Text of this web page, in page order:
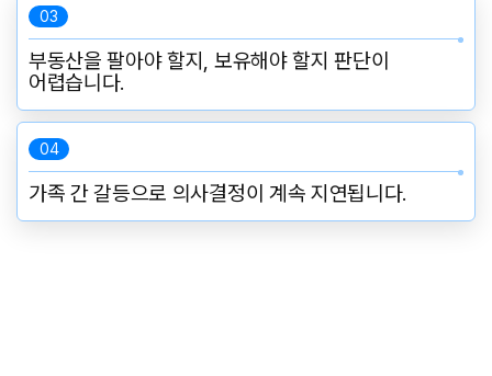
03
부동산을 팔아야 할지, 보유해야 할지 판단이
어렵습니다.
04
가족 간 갈등으로 의사결정이 계속 지연됩니다.